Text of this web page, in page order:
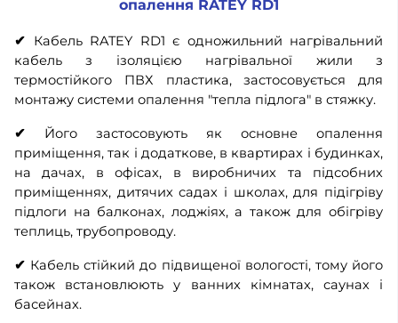
опалення RATEY RD1
✔ Кабель RATEY RD1 є одножильний нагрівальний
кабель з ізоляцією нагрівальної жили з
термостійкого ПВХ пластика, застосовується для
монтажу системи опалення "тепла підлога" в стяжку.
✔ Його застосовують як основне опалення
приміщення, так і додаткове, в квартирах і будинках,
на дачах, в офісах, в виробничих та підсобних
приміщеннях, дитячих садах і школах, для підігріву
підлоги на балконах, лоджіях, а також для обігріву
теплиць, трубопроводу.
✔ Кабель стійкий до підвищеної вологості, тому його
також встановлюють у ванних кімнатах, саунах і
басейнах.